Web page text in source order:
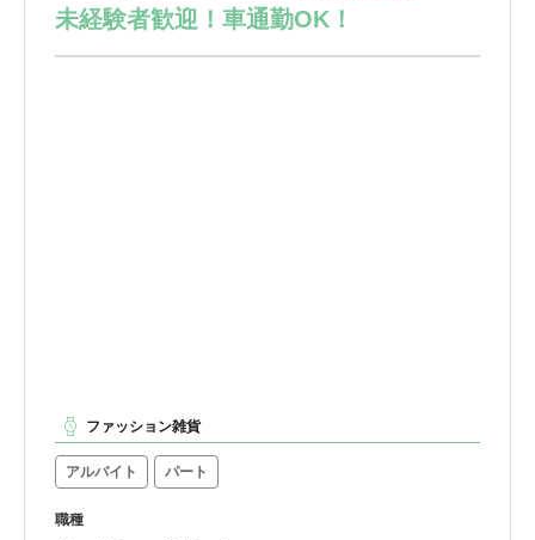
未経験者歓迎！車通勤OK！
ファッション雑貨
アルバイト パート
職種